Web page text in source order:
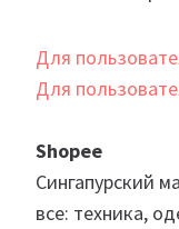
Для
Для
Shopee
Сингапурский
все: техника,